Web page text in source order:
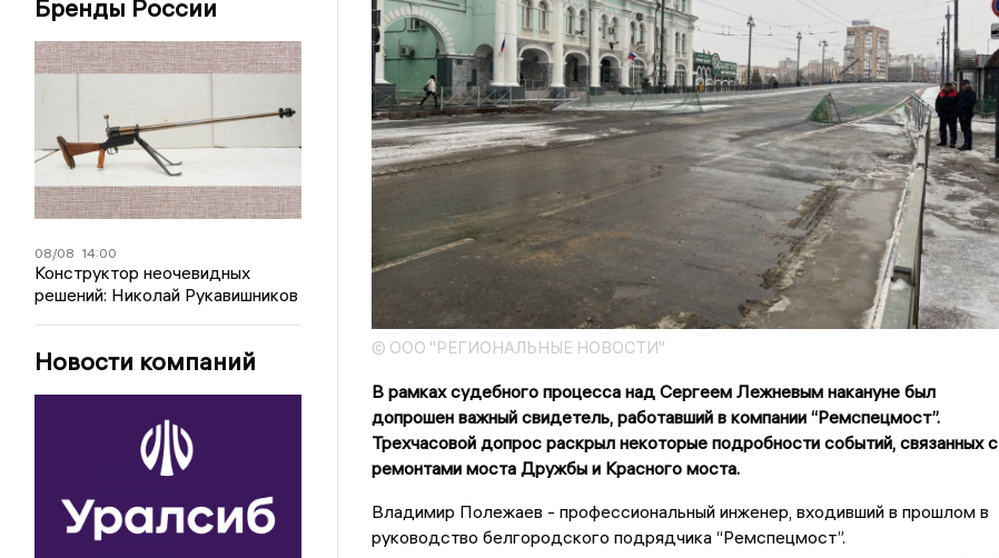
Бренды России
08/08 14:00
Конструктор неочевидных
решений: Николай Рукавишников
Новости компаний © ООО "РЕГИОНАЛЬНЫЕ НОВОСТИ"
В рамках судебного процесса над Сергеем Лежневым накануне был
допрошен важный свидетель, работавший в компании “Ремспецмост”.
Трехчасовой допрос раскрыл некоторые подробности событий, связанных с
ремонтами моста Дружбы и Красного моста.
Владимир Полежаев - профессиональный инженер, входивший в прошлом в
руководство белгородского подрядчика “Ремспецмост”.